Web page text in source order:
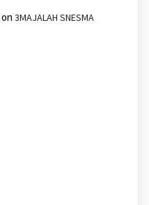
on 3MAJALAH SNESMA